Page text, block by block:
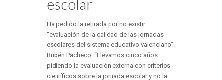
escolar
Ha pedido la retirada por no existir
“evaluación de la calidad de las jornadas
escolares del sistema educativo valenciano”.
Rubén Pacheco: “Llevamos cinco años
pidiendo la evaluación externa con criterios
científicos sobre la jornada escolar y no la